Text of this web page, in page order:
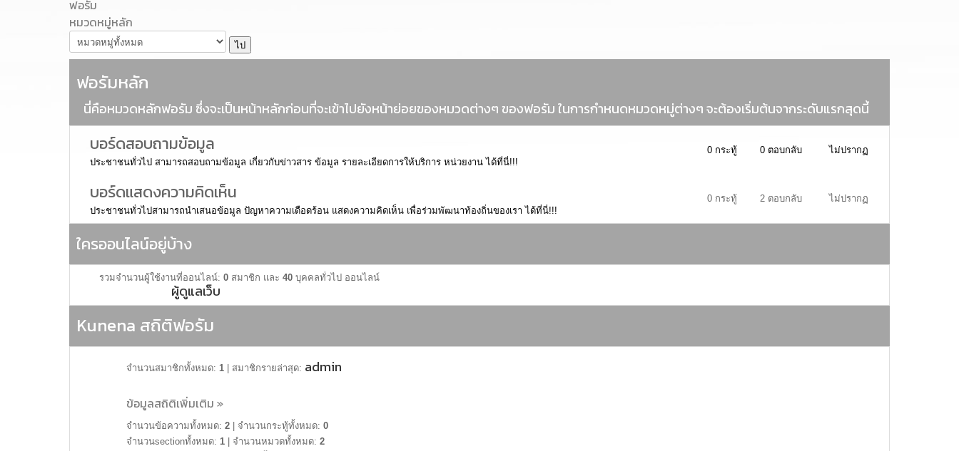
ฟอรัม
หมวดหมู่หลัก
ฟอรัมหลัก
นี่คือหมวดหลักฟอรัม ซึ่งจะเป็นหน้าหลักก่อนที่จะเข้าไปยังหน้าย่อยของหมวดต่างๆ ของฟอรัม ในการกำหนดหมวดหมู่ต่างๆ จะต้องเริ่มต้นจากระดับแรกสุดนี้
บอร์ดสอบถามข้อมูล
ประชาชนทั่วไป สามารถสอบถามข้อมูล เกี่ยวกับข่าวสาร ข้อมูล รายละเอียดการให้บริการ หน่วยงาน ได้ที่นี่!!!
0 กระทู้ 0 ตอบกลับ ไม่ปรากฏ
บอร์ดแสดงความคิดเห็น
ประชาชนทั่วไปสามารถนำเสนอข้อมูล ปัญหาความเดือดร้อน แสดงความคิดเห็น เพื่อร่วมพัฒนาท้องถิ่นของเรา ได้ที่นี่!!!
0 กระทู้ 2 ตอบกลับ ไม่ปรากฏ
ใครออนไลน์อยู่บ้าง
รวมจำนวนผู้ใช้งานที่ออนไลน์: 0 สมาชิก และ 40 บุคคลทั่วไป ออนไลน์
ผู้ดูแลเว็บ
Kunena สถิติฟอรัม
จำนวนสมาชิกทั้งหมด: 1 สมาชิกรายล่าสุด: admin
ข้อมูลสถิติเพิ่มเติม »
จำนวนข้อความทั้งหมด: 2 จำนวนกระทู้ทั้งหมด: 0
จำนวนsectionทั้งหมด: 1 จำนวนหมวดทั้งหมด: 2